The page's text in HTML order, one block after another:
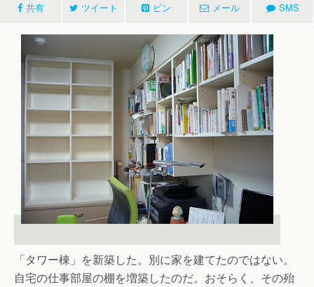
共有 ツイート ピン メール SMS
「タワー棟」を新築した。別に家を建てたのではない。
自宅の仕事部屋の棚を増築したのだ。おそらく、その殆